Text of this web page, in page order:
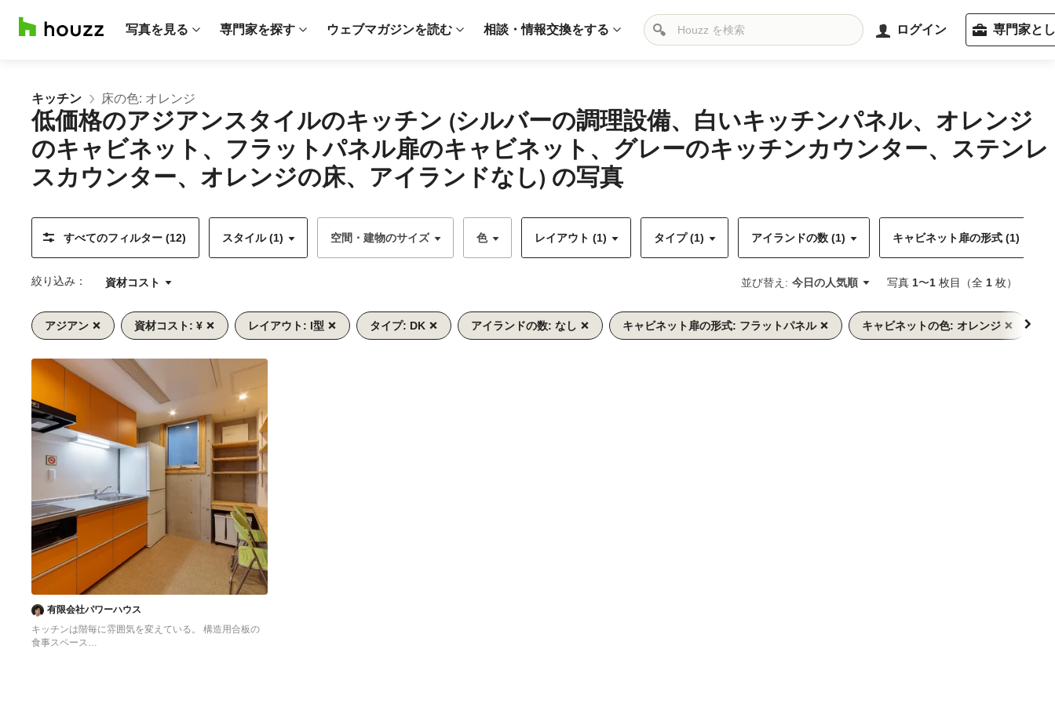
写真を見る 専門家を探す ウェブマガジンを読む 相談・情報交換をする ログイン 専門家と
キッチン 床の色: オレンジ
低価格のアジアンスタイルのキッチン (シルバーの調理設備、白いキッチンパネル、オレンジ
のキャビネット、フラットパネル扉のキャビネット、グレーのキッチンカウンター、ステンレ
スカウンター、オレンジの床、アイランドなし) の写真
すべてのフィルター (12) スタイル (1) 空間・建物のサイズ 色 レイアウト (1) タイプ (1) アイランドの数 (1) キャビネット扉の形式 (1)
絞り込み： 資材コスト 並び替え: 今日の人気順 写真 1〜1 枚目（全 1 枚）
アジアン 資材コスト: ¥ レイアウト: I型 タイプ: DK アイランドの数: なし キャビネット扉の形式: フラットパネル キャビネットの色: オレンジ
へ
へ
有限会社パワーハウス
キッチンは階毎に雰囲気を変えている。 構造用合板の
食事スペース